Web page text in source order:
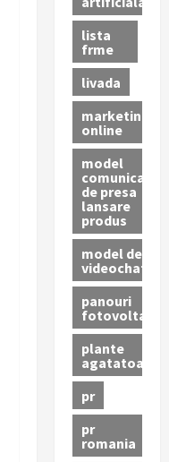
lista
frme
livada
marketing
online
model
comunicat
de presa
lansare
produs
model de
videochat
panouri
fotovoltaice
plante
agatatoare
pr
pr
romania